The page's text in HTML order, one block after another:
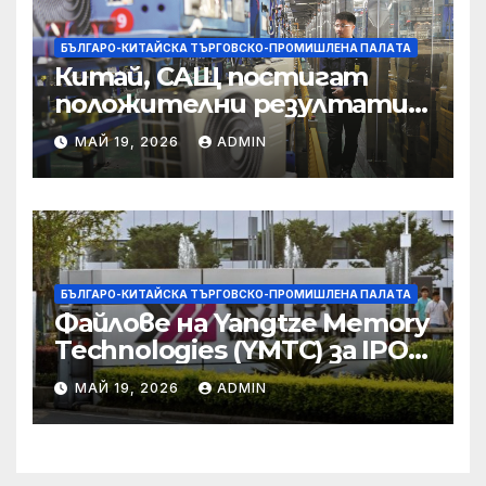
БЪЛГАРО-КИТАЙСКА ТЪРГОВСКО-ПРОМИШЛЕНА ПАЛAТА
Китай, САЩ постигат
положителни резултати в
икономическите и
търговски консултации:
министерство
МАЙ 19, 2026 ADMIN
БЪЛГАРО-КИТАЙСКА ТЪРГОВСКО-ПРОМИШЛЕНА ПАЛAТА
Файлове на Yangtze Memory
Technologies (YMTC) за IPO
на STAR Market
МАЙ 19, 2026 ADMIN